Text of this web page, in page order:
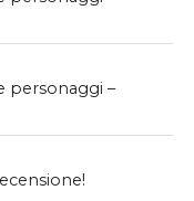
personaggi –